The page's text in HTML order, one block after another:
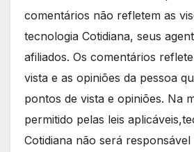
comentários não refletem as
tecnologia Cotidiana, seus
afiliados. Os comentários
vista e as opiniões da pessoa
pontos de vista e opiniões. Na
permitido pelas leis
Cotidiana não será responsável